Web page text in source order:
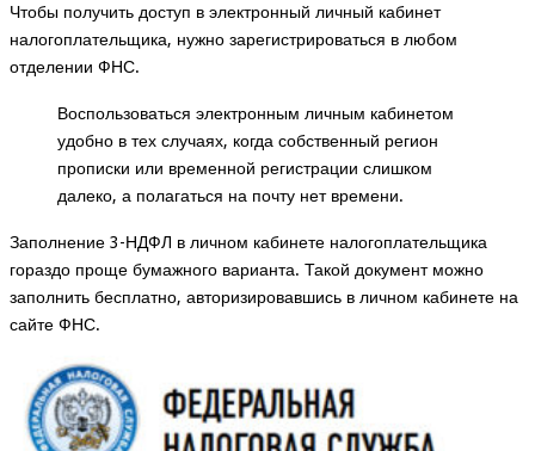
Чтобы получить доступ в электронный личный кабинет
налогоплательщика, нужно зарегистрироваться в любом
отделении ФНС.
Воспользоваться электронным личным кабинетом
удобно в тех случаях, когда собственный регион
прописки или временной регистрации слишком
далеко, а полагаться на почту нет времени.
Заполнение 3-НДФЛ в личном кабинете налогоплательщика
гораздо проще бумажного варианта. Такой документ можно
заполнить бесплатно, авторизировавшись в личном кабинете на
сайте ФНС.